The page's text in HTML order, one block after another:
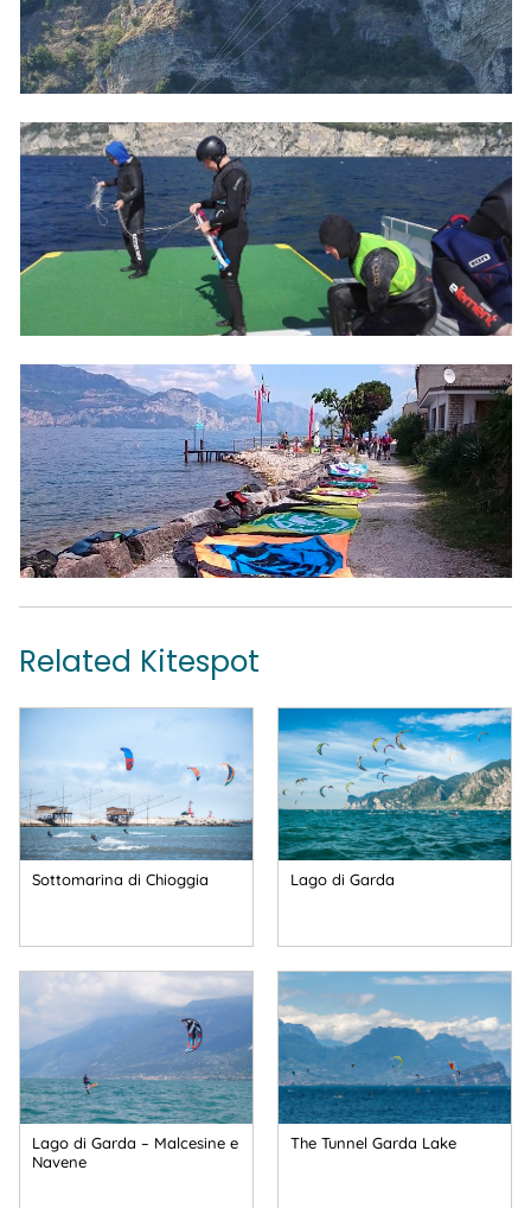
Related Kitespot
Sottomarina di Chioggia Lago di Garda
Lago di Garda – Malcesine e
Navene
The Tunnel Garda Lake